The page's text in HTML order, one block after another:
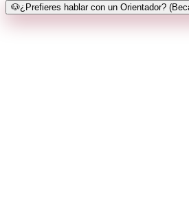
🐶¿Prefieres hablar con un Orientador?